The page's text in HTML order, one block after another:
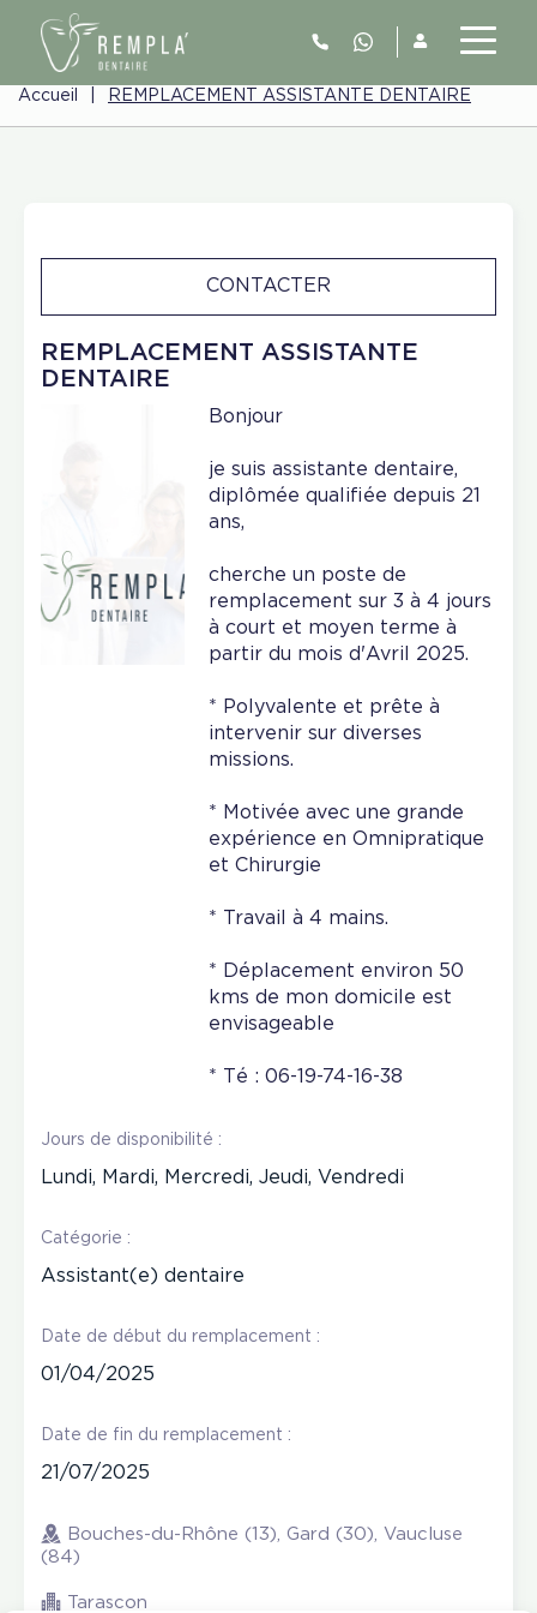
Accueil REMPLACEMENT ASSISTANTE DENTAIRE
REMPLACEMENT ASSISTANTE
DENTAIRE
CONTACTER
Bonjour
je suis assistante dentaire,
diplômée qualifiée depuis 21
ans,
cherche un poste de
remplacement sur 3 à 4 jours
à court et moyen terme à
partir du mois d'Avril 2025.
* Polyvalente et prête à
intervenir sur diverses
missions.
* Motivée avec une grande
expérience en Omnipratique
et Chirurgie
* Travail à 4 mains.
* Déplacement environ 50
kms de mon domicile est
envisageable
* Té : 06-19-74-16-38
Jours de disponibilité :
Lundi, Mardi, Mercredi, Jeudi, Vendredi
Catégorie :
Assistant(e) dentaire
Date de début du remplacement :
01/04/2025
Date de fin du remplacement :
21/07/2025
Bouches-du-Rhône (13), Gard (30), Vaucluse
(84)
Tarascon